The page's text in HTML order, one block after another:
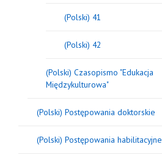
(Polski) 41
(Polski) 42
(Polski) Czasopismo "Edukacja
Międzykulturowa"
(Polski) Postępowania doktorskie
(Polski) Postępowania habilitacyjne